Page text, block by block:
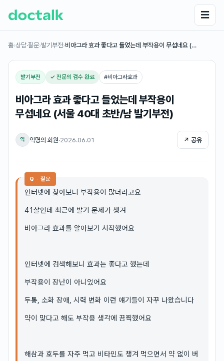
☰
홈›상담·질문›발기부전›비아그라 효과 좋다고 들었는데 부작용이 무섭네요 (…
발기부전 ✓ 전문의 검수 완료 #비아그라효과
비아그라 효과 좋다고 들었는데 부작용이
무섭네요 (서울 40대 초반/남 발기부전)
익 익명의 회원·2026.06.01 ↗ 공유
Q · 질문
인터넷에 찾아보니 부작용이 많더라고요
41살인데 최근에 발기 문제가 생겨
비아그라 효과를 알아보기 시작했어요
인터넷에 검색해보니 효과는 좋다고 했는데
부작용이 장난이 아니었어요
두통, 소화 장애, 시력 변화 이런 얘기들이 자꾸 나왔습니다
약이 맞다고 해도 부작용 생각에 끔찍했어요
해삼과 호두를 자주 먹고 비타민도 챙겨 먹으면서 약 없이 버